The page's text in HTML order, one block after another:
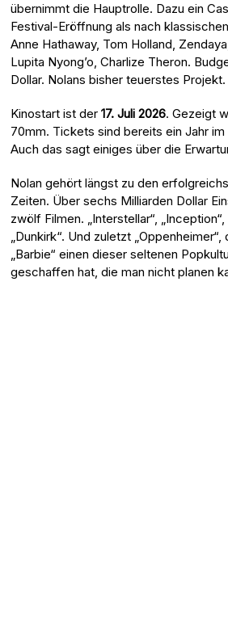
übernimmt die Hauptrolle. Dazu ein
Festival-Eröffnung als nach
Anne Hathaway, Tom Holland,
Lupita Nyong’o, Charlize Theron.
Dollar. Nolans bisher teuerstes Projekt.
Kinostart ist der17. Juli 2026. Gezeigt
70mm. Tickets sind bereits ein Jahr im
Auch das sagt einiges über die
Nolan gehört längst zu den
Zeiten. Über sechs Milliarden Dollar
zwölf Filmen. „Interstellar“, „Inception“,
„Dunkirk“. Und zuletzt
„Barbie“ einen dieser seltenen
geschaffen hat, die man nicht planen